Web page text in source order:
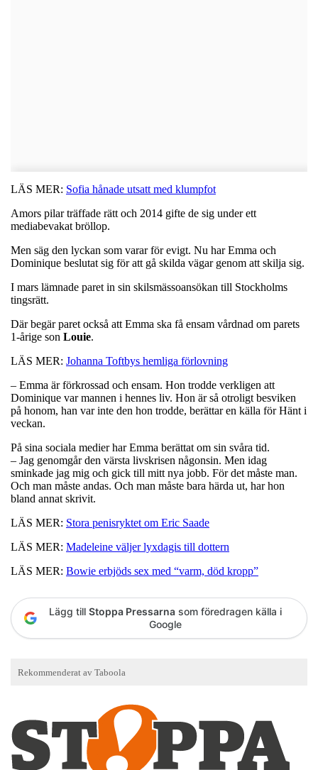
LÄS MER: Sofia hånade utsatt med klumpfot
Amors pilar träffade rätt och 2014 gifte de sig under ett
mediabevakat bröllop.
Men säg den lyckan som varar för evigt. Nu har Emma och
Dominique beslutat sig för att gå skilda vägar genom att skilja sig.
I mars lämnade paret in sin skilsmässoansökan till Stockholms
tingsrätt.
Där begär paret också att Emma ska få ensam vårdnad om parets
1-årige son Louie.
LÄS MER: Johanna Toftbys hemliga förlovning
– Emma är förkrossad och ensam. Hon trodde verkligen att
Dominique var mannen i hennes liv. Hon är så otroligt besviken
på honom, han var inte den hon trodde, berättar en källa för Hänt i
veckan.
På sina sociala medier har Emma berättat om sin svåra tid.
– Jag genomgår den värsta livskrisen någonsin. Men idag
sminkade jag mig och gick till mitt nya jobb. För det måste man.
Och man måste andas. Och man måste bara härda ut, har hon
bland annat skrivit.
LÄS MER: Stora penisryktet om Eric Saade
LÄS MER: Madeleine väljer lyxdagis till dottern
LÄS MER: Bowie erbjöds sex med “varm, död kropp”
Lägg till Stoppa Pressarna som föredragen källa i
Google